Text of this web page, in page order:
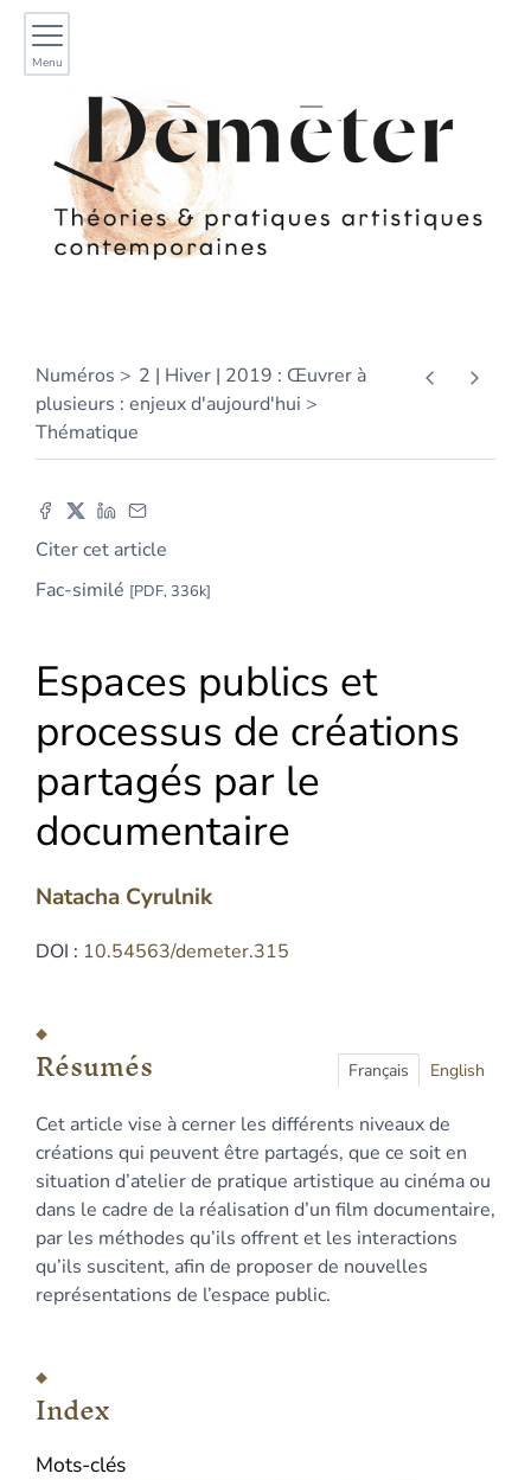
Menu
Numéros
2 | Hiver | 2019 : Œuvrer à
plusieurs : enjeux d'aujourd'hui
Thématique
Citer cet article
Fac-similé [PDF, 336k]
Espaces publics et
processus de créations
partagés par le
documentaire
Natacha Cyrulnik
DOI : 10.54563/demeter.315
Index
Plan
Bibliographie
Notes
Citer cet article
Auteur
Résumés Français English
Cet article vise à cerner les différents niveaux de
créations qui peuvent être partagés, que ce soit en
situation d’atelier de pratique artistique au cinéma ou
dans le cadre de la réalisation d’un film documentaire,
par les méthodes qu’ils offrent et les interactions
qu’ils suscitent, afin de proposer de nouvelles
représentations de l’espace public.
Index
Mots-clés